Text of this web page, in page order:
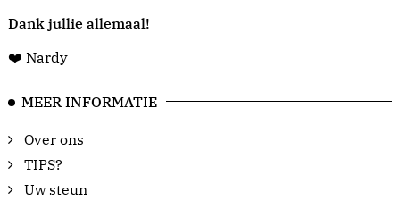
Dank jullie allemaal!
❤️ Nardy
MEER INFORMATIE
Over ons
TIPS?
Uw steun